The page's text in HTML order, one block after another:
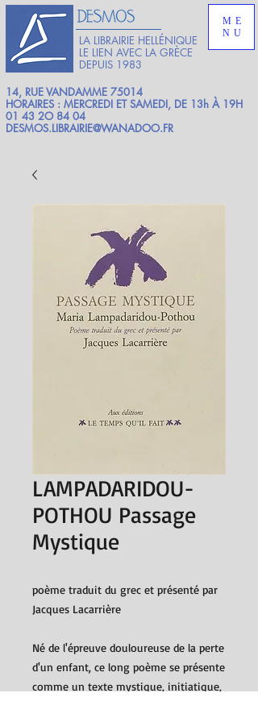
LA LIBRAIRIE HELLÉNIQUE
LE LIEN AVEC LA GRÈCE
DEPUIS 1983
ME
NU
14, RUE VANDAMME 75014
HORAIRES : MERCREDI ET SAMEDI, DE 13h À 19H
01 43 2O 84 04
DESMOS.LIBRAIRIE@WANADOO.FR
LAMPADARIDOU-
POTHOU Passage
Mystique
poème traduit du grec et présenté par
Jacques Lacarrière
Né de l'épreuve douloureuse de la perte
d'un enfant, ce long poème se présente
comme un texte mystique, initiatique,